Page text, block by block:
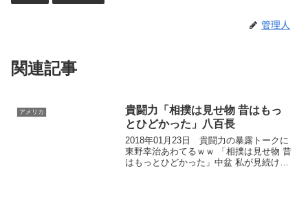
管理人
関連記事
アメリカ
貴闘力「相撲は見せ物 昔はもっ
とひどかった」八百長
2018年01月23日 貴闘力の暴露トークに
東野幸治あわてるｗｗ 「相撲は見せ物 昔
はもっとひどかった」中盆 私が見続けた